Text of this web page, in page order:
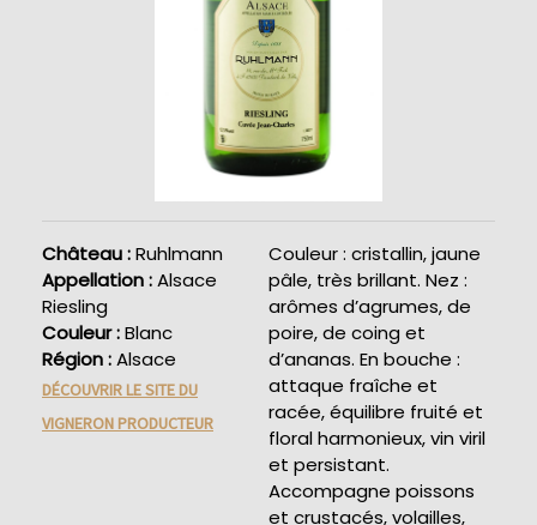
Couleur : cristallin, jaune
pâle, très brillant. Nez :
arômes d’agrumes, de
poire, de coing et
d’ananas. En bouche :
attaque fraîche et
racée, équilibre fruité et
floral harmonieux, vin viril
et persistant.
Accompagne poissons
et crustacés, volailles,
Château :Ruhlmann
Appellation :Alsace
Riesling
Couleur :Blanc
Région :Alsace
DÉCOUVRIR LE SITE DU
VIGNERON PRODUCTEUR